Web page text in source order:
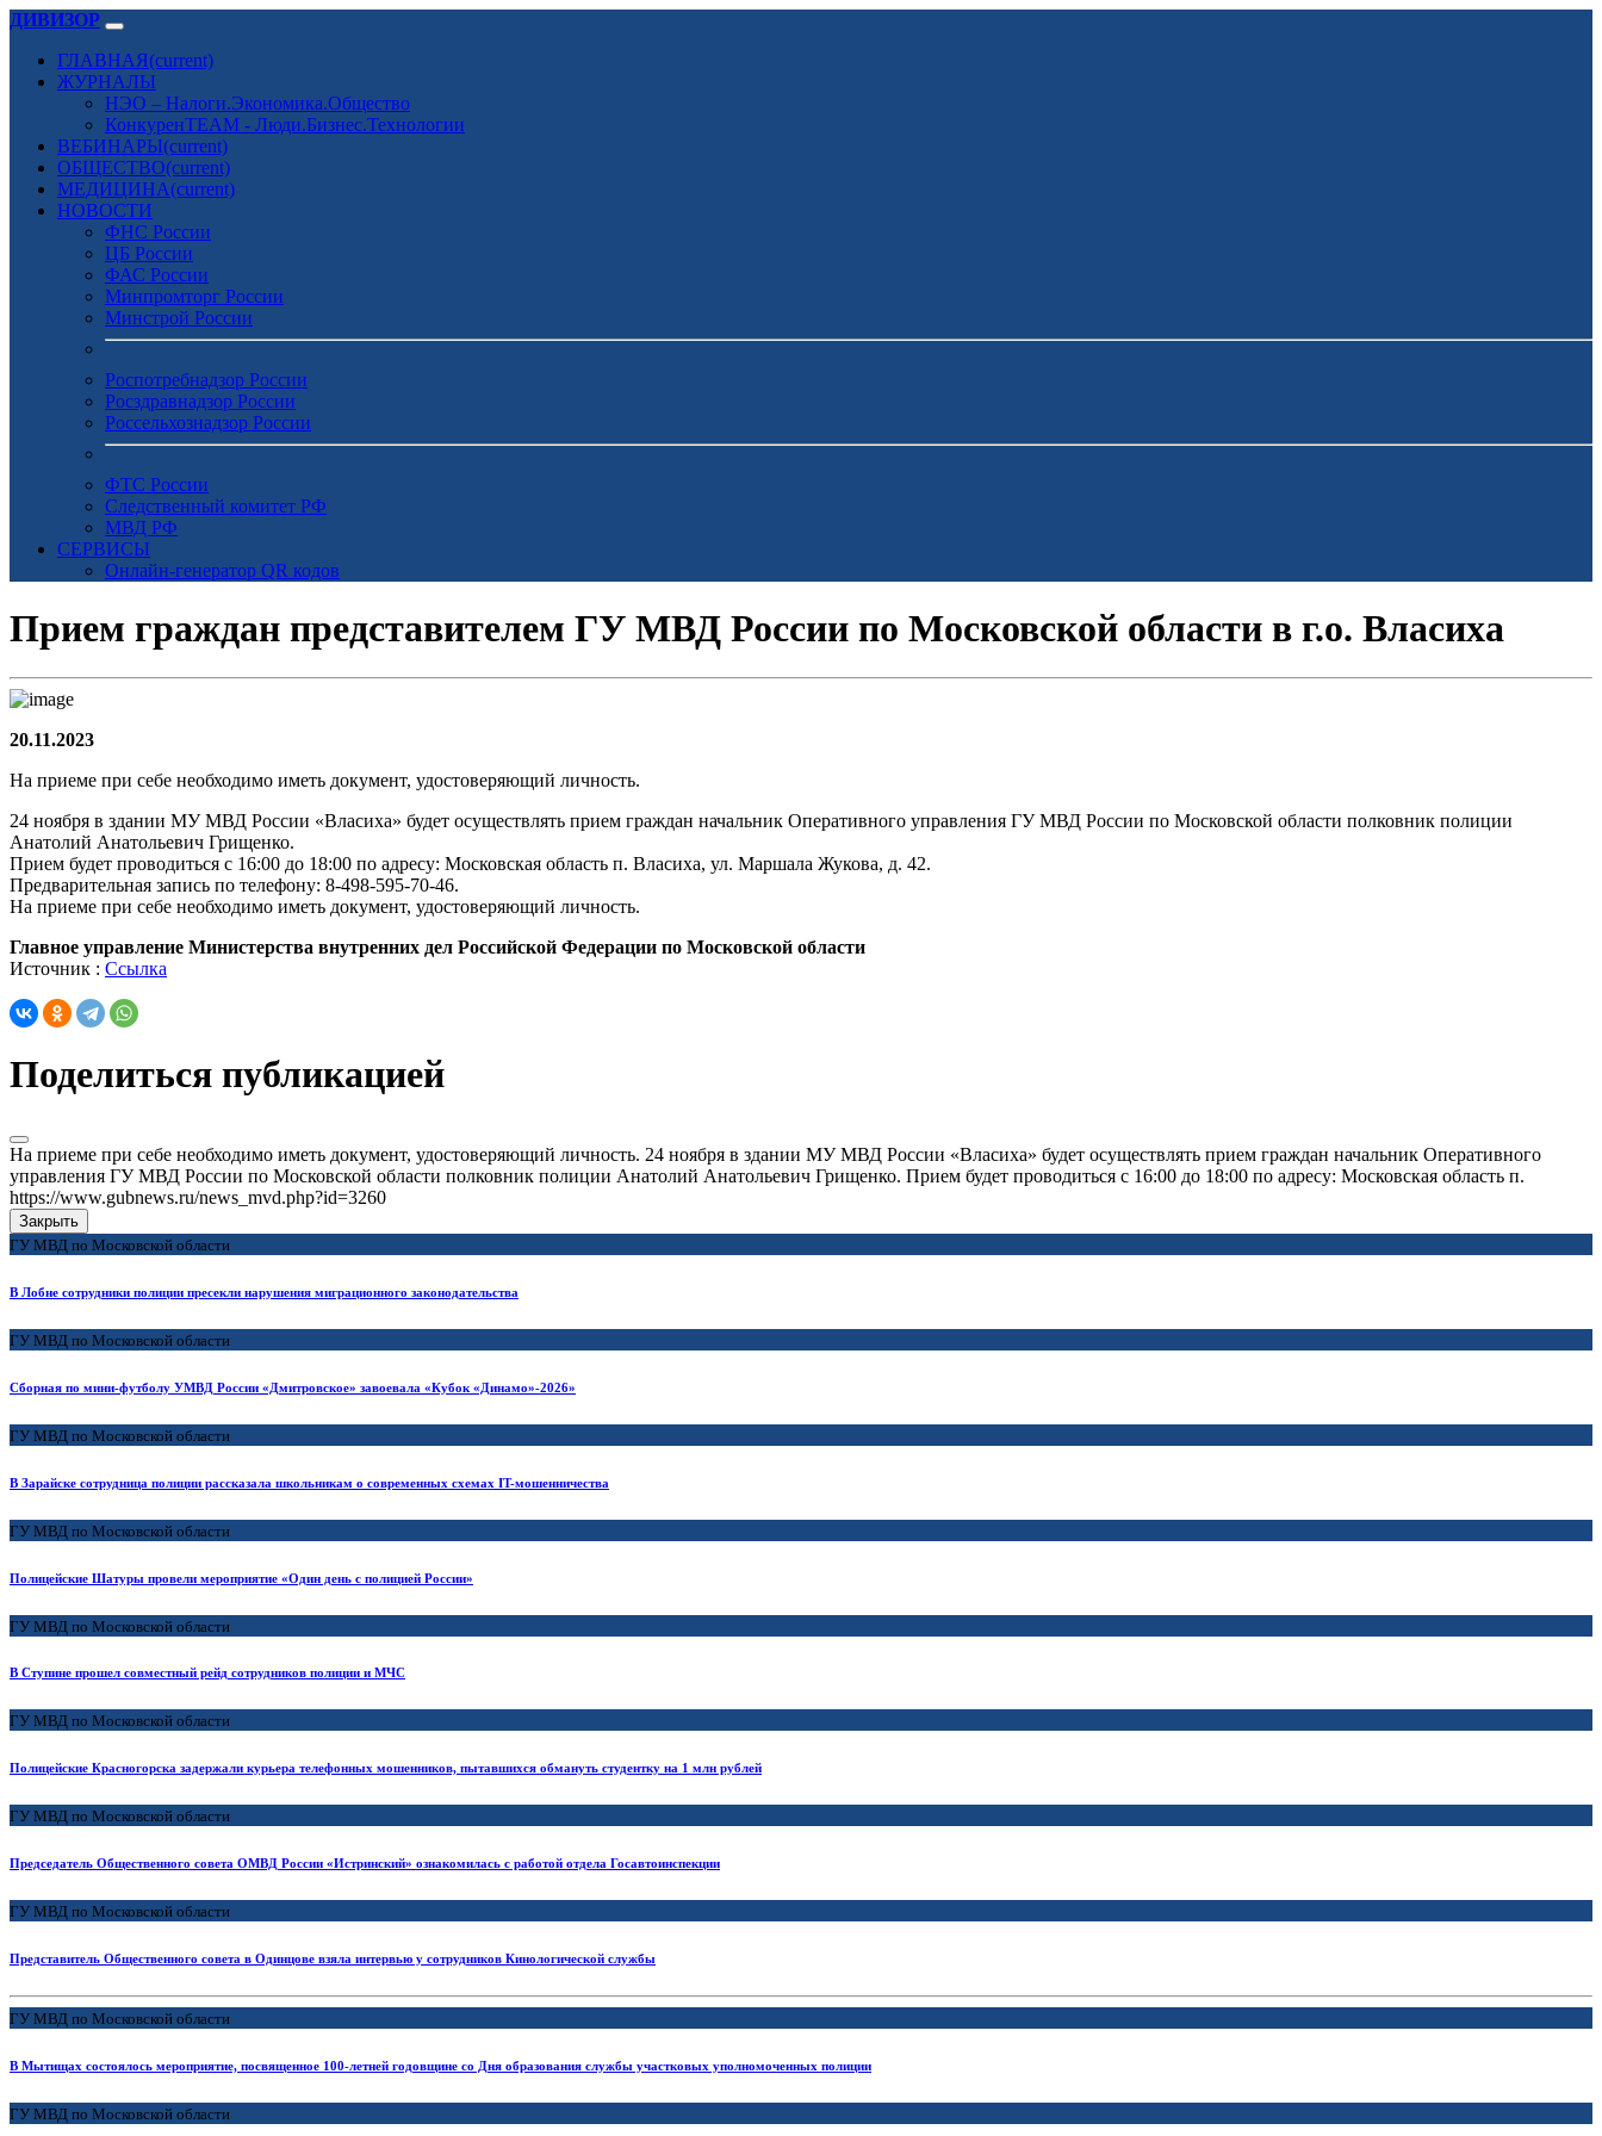
ДИВИЗОР
ГЛАВНАЯ(current)
ЖУРНАЛЫ
НЭО – Налоги.Экономика.Общество
КонкуренTEAM - Люди.Бизнес.Технологии
ВЕБИНАРЫ(current)
ОБЩЕСТВО(current)
МЕДИЦИНА(current)
НОВОСТИ
ФНС России
ЦБ России
ФАС России
Минпромторг России
Минстрой России
Роспотребнадзор России
Росздравнадзор России
Россельхознадзор России
ФТС России
Следственный комитет РФ
МВД РФ
СЕРВИСЫ
Онлайн-генератор QR кодов
Прием граждан представителем ГУ МВД России по Московской области в г.о. Власиха
20.11.2023
На приеме при себе необходимо иметь документ, удостоверяющий личность.
24 ноября в здании МУ МВД России «Власиха» будет осуществлять прием граждан начальник Оперативного управления ГУ МВД России по Московской области полковник полиции
Анатолий Анатольевич Грищенко.
Прием будет проводиться с 16:00 до 18:00 по адресу: Московская область п. Власиха, ул. Маршала Жукова, д. 42.
Предварительная запись по телефону: 8-498-595-70-46.
На приеме при себе необходимо иметь документ, удостоверяющий личность.
Главное управление Министерства внутренних дел Российской Федерации по Московской области
Источник : Ссылка
Поделиться публикацией
На приеме при себе необходимо иметь документ, удостоверяющий личность. 24 ноября в здании МУ МВД России «Власиха» будет осуществлять прием граждан начальник Оперативного
управления ГУ МВД России по Московской области полковник полиции Анатолий Анатольевич Грищенко. Прием будет проводиться с 16:00 до 18:00 по адресу: Московская область п.
https://www.gubnews.ru/news_mvd.php?id=3260
Закрыть
ГУ МВД по Московской области
В Лобне сотрудники полиции пресекли нарушения миграционного законодательства
ГУ МВД по Московской области
Сборная по мини-футболу УМВД России «Дмитровское» завоевала «Кубок «Динамо»-2026»
ГУ МВД по Московской области
В Зарайске сотрудница полиции рассказала школьникам о современных схемах IT-мошенничества
ГУ МВД по Московской области
Полицейские Шатуры провели мероприятие «Один день с полицией России»
ГУ МВД по Московской области
В Ступине прошел совместный рейд сотрудников полиции и МЧС
ГУ МВД по Московской области
Полицейские Красногорска задержали курьера телефонных мошенников, пытавшихся обмануть студентку на 1 млн рублей
ГУ МВД по Московской области
Председатель Общественного совета ОМВД России «Истринский» ознакомилась с работой отдела Госавтоинспекции
ГУ МВД по Московской области
Представитель Общественного совета в Одинцове взяла интервью у сотрудников Кинологической службы
ГУ МВД по Московской области
В Мытищах состоялось мероприятие, посвященное 100-летней годовщине со Дня образования службы участковых уполномоченных полиции
ГУ МВД по Московской области